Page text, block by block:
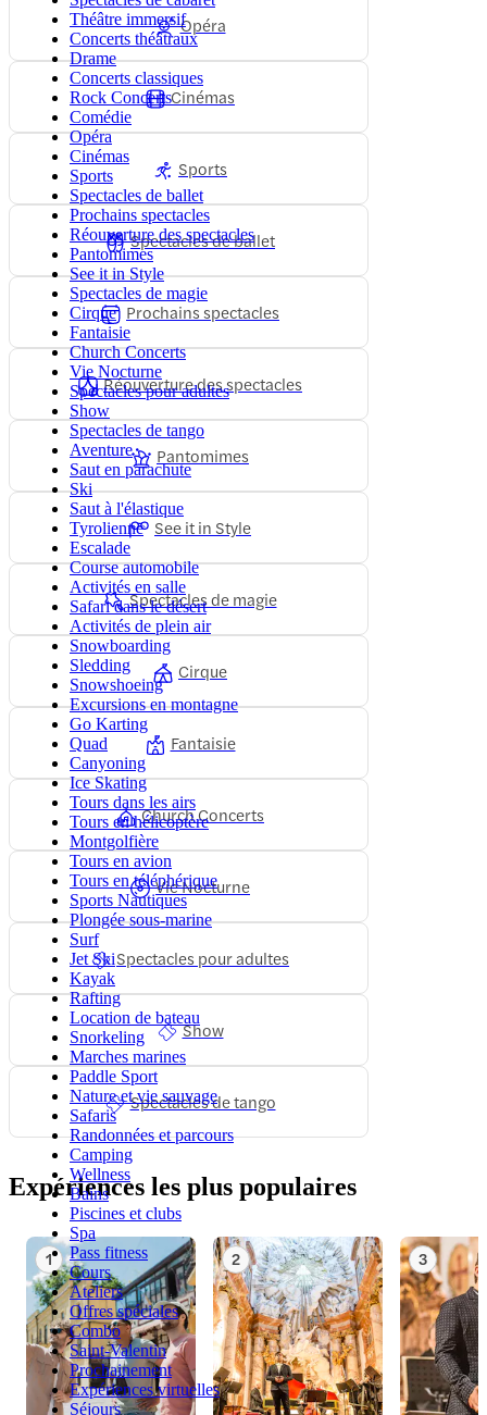
Théâtre immersif
Concerts théâtraux
Drame
Concerts classiques
Rock Concerts
Comédie
Opéra
Cinémas
Sports
Spectacles de ballet
Prochains spectacles
Réouverture des spectacles
Pantomimes
See it in Style
Spectacles de magie
Cirque
Fantaisie
Church Concerts
Vie Nocturne
Spectacles pour adultes
Show
Spectacles de tango
Aventure
Saut en parachute
Ski
Saut à l'élastique
Tyrolienne
Escalade
Course automobile
Activités en salle
Safari dans le désert
Activités de plein air
Snowboarding
Sledding
Snowshoeing
Excursions en montagne
Go Karting
Quad
Canyoning
Ice Skating
Tours dans les airs
Tours en hélicoptère
Montgolfière
Tours en avion
Tours en téléphérique
Sports Nautiques
Plongée sous-marine
Surf
Jet Ski
Kayak
Rafting
Location de bateau
Snorkeling
Marches marines
Paddle Sport
Nature et vie sauvage
Safaris
Randonnées et parcours
Camping
Wellness
Bains
Piscines et clubs
Spa
Pass fitness
Cours
Ateliers
Offres spéciales
Combo
Saint-Valentin
Prochainement
Expériences virtuelles
Séjours
Opéra
Cinémas
Sports
Spectacles de ballet
Prochains spectacles
Réouverture des spectacles
Pantomimes
See it in Style
Spectacles de magie
Cirque
Fantaisie
Church Concerts
Vie Nocturne
Spectacles pour adultes
Show
Spectacles de tango
Expériences les plus populaires
1 2 3